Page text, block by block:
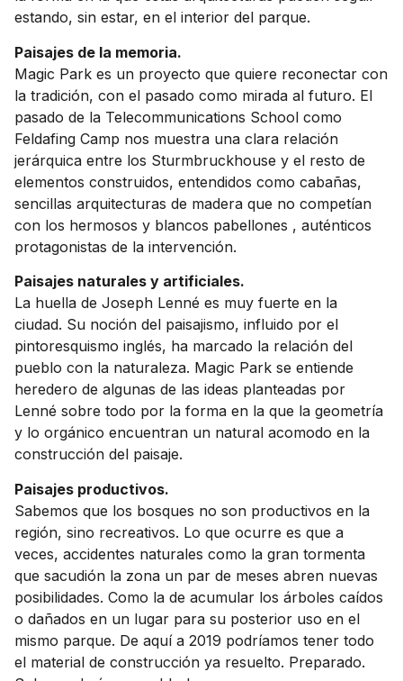
estando, sin estar, en el interior del parque.
Paisajes de la memoria.
Magic Park es un proyecto que quiere reconectar con
la tradición, con el pasado como mirada al futuro. El
pasado de la Telecommunications School como
Feldafing Camp nos muestra una clara relación
jerárquica entre los Sturmbruckhouse y el resto de
elementos construidos, entendidos como cabañas,
sencillas arquitecturas de madera que no competían
con los hermosos y blancos pabellones , auténticos
protagonistas de la intervención.
Paisajes naturales y artificiales.
La huella de Joseph Lenné es muy fuerte en la
ciudad. Su noción del paisajismo, influido por el
pintoresquismo inglés, ha marcado la relación del
pueblo con la naturaleza. Magic Park se entiende
heredero de algunas de las ideas planteadas por
Lenné sobre todo por la forma en la que la geometría
y lo orgánico encuentran un natural acomodo en la
construcción del paisaje.
Paisajes productivos.
Sabemos que los bosques no son productivos en la
región, sino recreativos. Lo que ocurre es que a
veces, accidentes naturales como la gran tormenta
que sacudión la zona un par de meses abren nuevas
posibilidades. Como la de acumular los árboles caídos
o dañados en un lugar para su posterior uso en el
mismo parque. De aquí a 2019 podríamos tener todo
el material de construcción ya resuelto. Preparado.